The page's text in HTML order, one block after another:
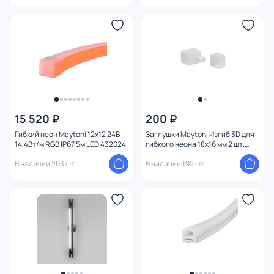
15 520 ₽
Гибкий неон Maytoni 12x12 24В
14,4Вт/м RGB IP67 5м LED 432024
В наличии 203 шт.
200 ₽
Заглушки Maytoni Изгиб 3D для
гибкого неона 18x16 мм 2 шт.
В наличии 192 шт.